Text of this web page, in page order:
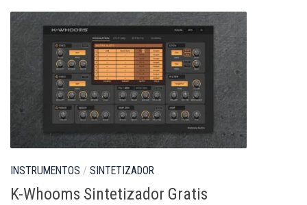
INSTRUMENTOS / SINTETIZADOR
K-Whooms Sintetizador Gratis